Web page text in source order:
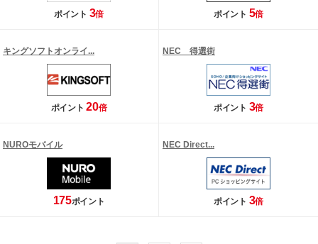
ポイント 3倍 ポイント 5倍
キングソフトオンライ...
ポイント20倍
NEC 得選街
ポイント 3倍
NUROモバイル
175ポイント
NEC Direct...
ポイント 3倍